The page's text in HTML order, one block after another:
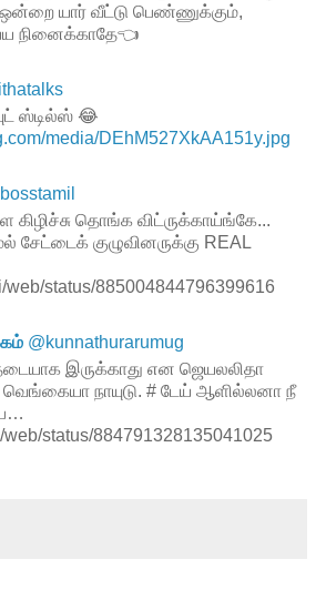
யார் வீட்டு பெண்ணுக்கும்,
நினைக்காதே👈
ஸ்டில்ஸ் 😂
media/DEhM527XkAA151y.jpg
கிழிச்சு தொங்க விட்ருக்காய்ங்கே...
குழுவினருக்கு REAL
web/status/885004844796399616
@kunnathurarumug
இருக்காது என ஜெயலலிதா
வெங்கையா நாயுடு. # டேய் ஆளில்லனா நீ
web/status/884791328135041025